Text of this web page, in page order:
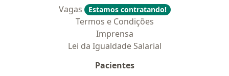
Vagas
Estamos contratando!
Termos e Condições
Imprensa
Lei da Igualdade Salarial
Pacientes